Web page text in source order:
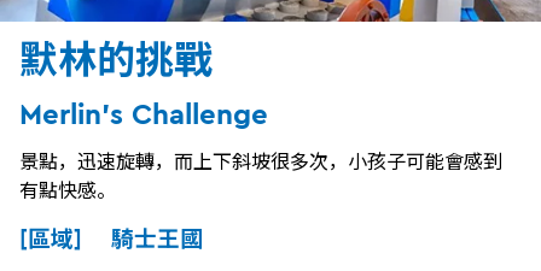
默林的挑戰
Merlin's Challenge
景點，迅速旋轉，而上下斜坡很多次，小孩子可能會感到
有點快感。
[區域] 騎士王國